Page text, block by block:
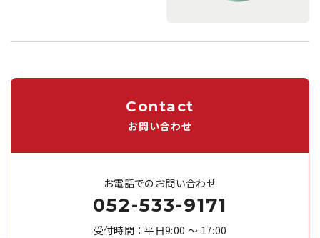
Contact
お問い合わせ
お電話でのお問い合わせ
052-533-9171
受付時間：平日9:00 ～ 17:00